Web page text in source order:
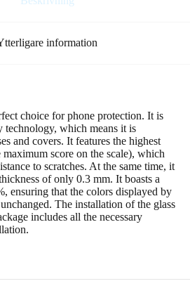
information
choice for phone protection. It is
technology, which means it is
and covers. It features the highest
score on the scale), which
to scratches. At the same time, it
of only 0.3 mm. It boasts a
ensuring that the colors displayed by
The installation of the glass
includes all the necessary